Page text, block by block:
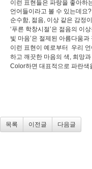
이런 표현들은 파랑을 좋아하
언어들이라고 볼 수 있는데요
순수함, 젊음, 이상 같은 감정
‘푸른 학창시절’은 젊음의 이
빛 마음’은 절제된 아름다움
이런 표현이 예로부터
우리
하고 깨끗한 마음의 색, 희망
Color하면 대표적으로 파란색
목록 이전글 다음글